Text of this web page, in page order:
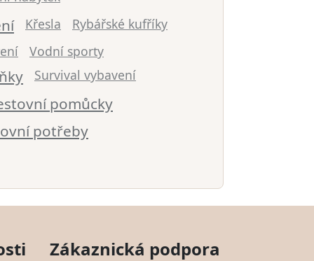
Křesla
Rybářské kufříky
Vodní sporty
Survival vybavení
pomůcky
potřeby
Zákaznická podpora